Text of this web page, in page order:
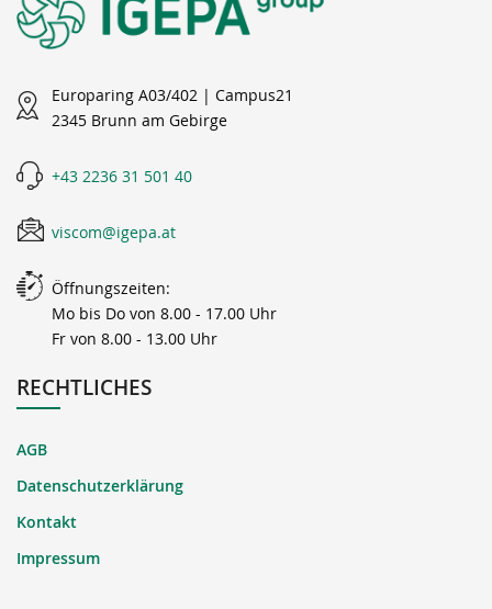
Europaring A03/402 | Campus21
2345 Brunn am Gebirge
+43 2236 31 501 40
viscom@igepa.at
Öffnungszeiten:
Mo bis Do von 8.00 - 17.00 Uhr
Fr von 8.00 - 13.00 Uhr
RECHTLICHES
AGB
Datenschutzerklärung
Kontakt
Impressum